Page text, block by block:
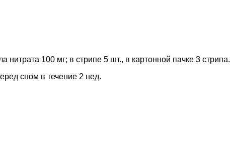
нитрата 100 мг; в стрипе 5 шт., в картонной пачке 3 стрипа.
сном в течение 2 нед.